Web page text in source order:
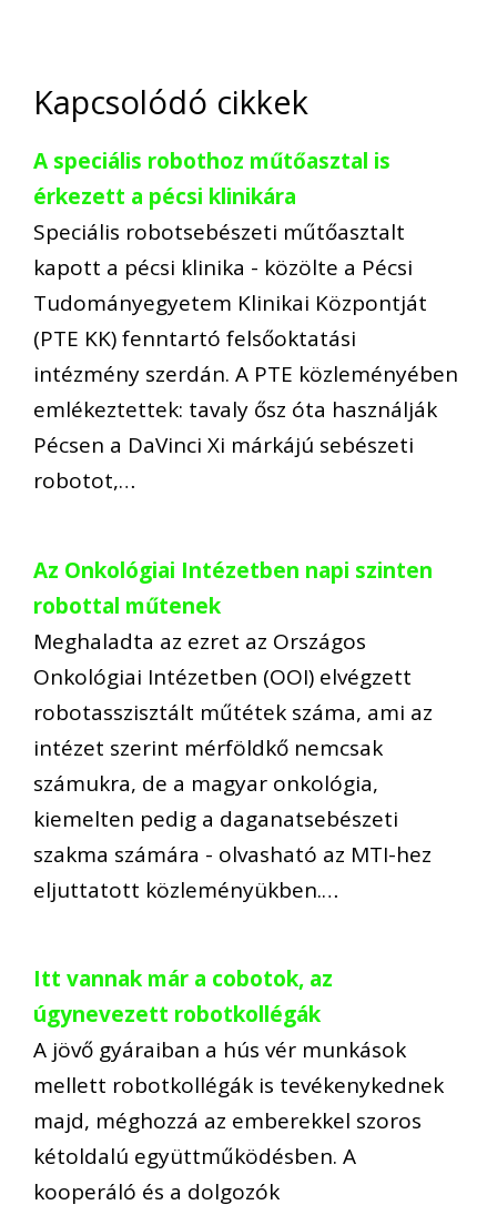
Kapcsolódó cikkek
A speciális robothoz műtőasztal is
érkezett a pécsi klinikára
Speciális robotsebészeti műtőasztalt
kapott a pécsi klinika - közölte a Pécsi
Tudományegyetem Klinikai Központját
(PTE KK) fenntartó felsőoktatási
intézmény szerdán. A PTE közleményében
emlékeztettek: tavaly ősz óta használják
Pécsen a DaVinci Xi márkájú sebészeti
robotot,…
Az Onkológiai Intézetben napi szinten
robottal műtenek
Meghaladta az ezret az Országos
Onkológiai Intézetben (OOI) elvégzett
robotasszisztált műtétek száma, ami az
intézet szerint mérföldkő nemcsak
számukra, de a magyar onkológia,
kiemelten pedig a daganatsebészeti
szakma számára - olvasható az MTI-hez
eljuttatott közleményükben.…
Itt vannak már a cobotok, az
úgynevezett robotkollégák
A jövő gyáraiban a hús vér munkások
mellett robotkollégák is tevékenykednek
majd, méghozzá az emberekkel szoros
kétoldalú együttműködésben. A
kooperáló és a dolgozók